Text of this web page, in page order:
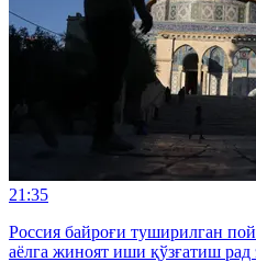
21:35
Россия байроғи туширилган
аёлга жиноят иши қўзғатиш рад